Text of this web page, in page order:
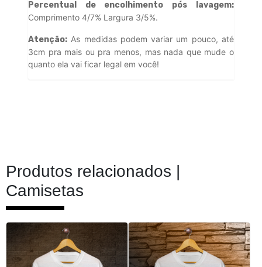
Percentual de encolhimento pós lavagem:
Comprimento 4/7% Largura 3/5%.
Atenção: As medidas podem variar um pouco, até
3cm pra mais ou pra menos, mas nada que mude o
quanto ela vai ficar legal em você!
Produtos relacionados |
Camisetas